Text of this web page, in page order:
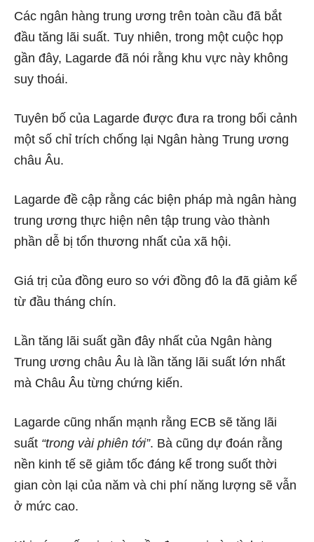
Các ngân hàng trung ương trên toàn cầu đã bắt
đầu tăng lãi suất. Tuy nhiên, trong một cuộc họp
gần đây, Lagarde đã nói rằng khu vực này không
suy thoái.
Tuyên bố của Lagarde được đưa ra trong bối cảnh
một số chỉ trích chống lại Ngân hàng Trung ương
châu Âu.
Lagarde đề cập rằng các biện pháp mà ngân hàng
trung ương thực hiện nên tập trung vào thành
phần dễ bị tổn thương nhất của xã hội.
Giá trị của đồng euro so với đồng đô la đã giảm kể
từ đầu tháng chín.
Lần tăng lãi suất gần đây nhất của Ngân hàng
Trung ương châu Âu là lần tăng lãi suất lớn nhất
mà Châu Âu từng chứng kiến.
Lagarde cũng nhấn mạnh rằng ECB sẽ tăng lãi
suất “trong vài phiên tới”. Bà cũng dự đoán rằng
nền kinh tế sẽ giảm tốc đáng kể trong suốt thời
gian còn lại của năm và chi phí năng lượng sẽ vẫn
ở mức cao.